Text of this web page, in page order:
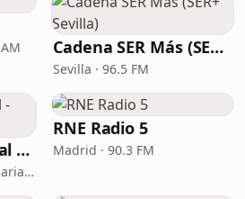
Cadena SER Más (SER+ Sevilla)
Sevilla · 96.5 FM
RNE Radio Nacional - Canarias
Las Palmas de Gran Canaria · 92.8 FM
RNE Radio 5
Madrid · 90.3 FM